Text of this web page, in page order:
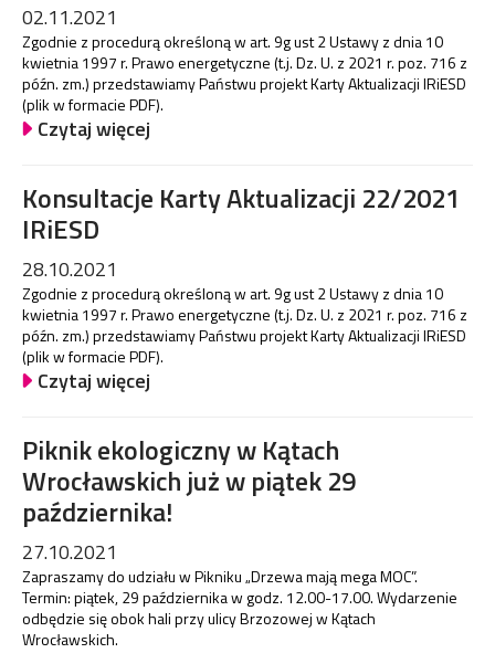
02.11.2021
Zgodnie z procedurą określoną w art. 9g ust 2 Ustawy z dnia 10
kwietnia 1997 r. Prawo energetyczne (t.j. Dz. U. z 2021 r. poz. 716 z
późn. zm.) przedstawiamy Państwu projekt Karty Aktualizacji IRiESD
(plik w formacie PDF).
Czytaj więcej
Konsultacje Karty Aktualizacji 22/2021
IRiESD
28.10.2021
Zgodnie z procedurą określoną w art. 9g ust 2 Ustawy z dnia 10
kwietnia 1997 r. Prawo energetyczne (t.j. Dz. U. z 2021 r. poz. 716 z
późn. zm.) przedstawiamy Państwu projekt Karty Aktualizacji IRiESD
(plik w formacie PDF).
Czytaj więcej
Piknik ekologiczny w Kątach
Wrocławskich już w piątek 29
października!
27.10.2021
Zapraszamy do udziału w Pikniku „Drzewa mają mega MOC”.
Termin: piątek, 29 października w godz. 12.00-17.00. Wydarzenie
odbędzie się obok hali przy ulicy Brzozowej w Kątach
Wrocławskich.